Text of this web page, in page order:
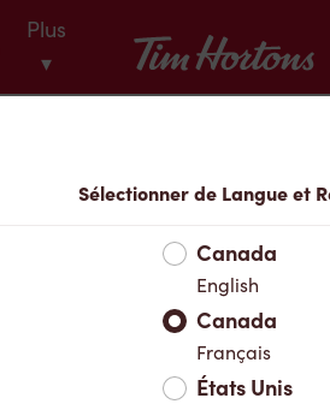
Plus
▾
Tim Hortons
Menu
Sélectionner de Langue et
Canada
English
Canada
Français
États Unis